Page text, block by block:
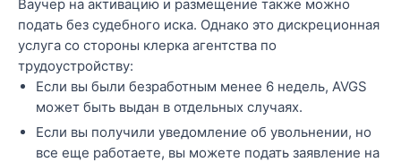
Ваучер на активацию и размещение также можно
подать без судебного иска. Однако это дискреционная
услуга со стороны клерка агентства по
трудоустройству:
Если вы были безработным менее 6 недель, AVGS
может быть выдан в отдельных случаях.
Если вы получили уведомление об увольнении, но
все еще работаете, вы можете подать заявление на